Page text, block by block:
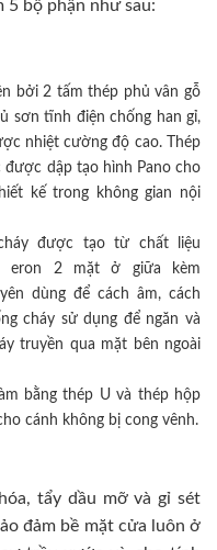
5 bộ phận như sau:
bởi 2 tấm thép phủ vân gỗ
sơn tĩnh điện chống han gỉ,
nhiệt cường độ cao. Thép
dập tạo hình Pano cho
kế trong không gian nội
được tạo từ chất liệu
eron 2 mặt ở giữa kèm
dùng để cách âm, cách
cháy sử dụng để ngăn và
truyền qua mặt bên ngoài
bằng thép U và thép hộp
cánh không bị cong vênh.
tẩy dầu mỡ và gỉ sét
đảm bề mặt cửa luôn ở